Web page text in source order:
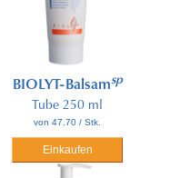
BIOLYT-Balsamsp
Tube 250 ml
von 47.70 / Stk.
Einkaufen